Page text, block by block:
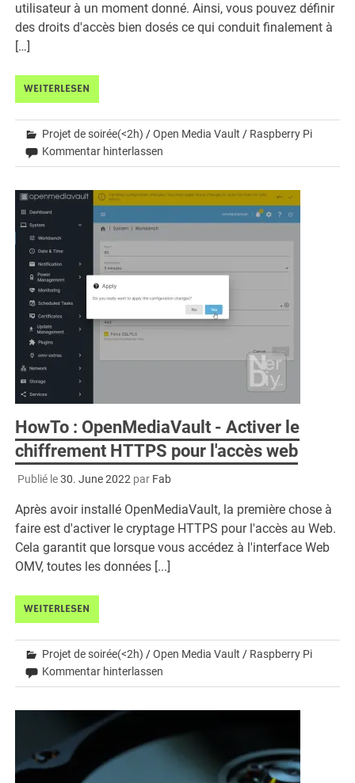
utilisateur à un moment donné. Ainsi, vous pouvez définir
des droits d'accès bien dosés ce qui conduit finalement à
[…]
WEITERLESEN
Projet de soirée(<2h) /Open Media Vault / Raspberry Pi
Kommentar hinterlassen
HowTo : OpenMediaVault - Activer le
chiffrement HTTPS pour l'accès web
Publié le30. June 2022 par Fab
Après avoir installé OpenMediaVault, la première chose à
faire est d'activer le cryptage HTTPS pour l'accès au Web.
Cela garantit que lorsque vous accédez à l'interface Web
OMV, toutes les données [...]
WEITERLESEN
Projet de soirée(<2h) /Open Media Vault / Raspberry Pi
Kommentar hinterlassen